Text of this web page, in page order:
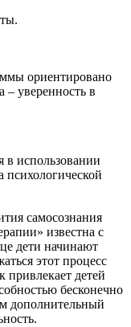
ориентировано
– уверенность в
в использовании
психологической
самосознания
известна с
дети начинают
этот процесс
привлекает детей
бесконечно
дополнительный